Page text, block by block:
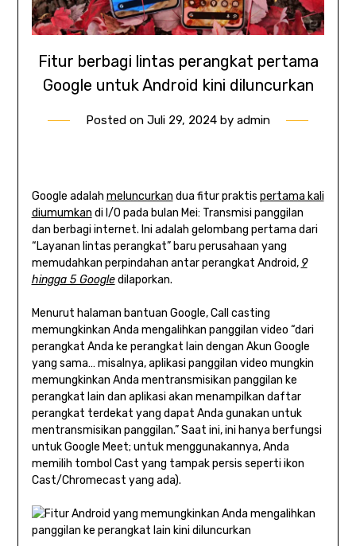
Fitur berbagi lintas perangkat pertama
Google untuk Android kini diluncurkan
Posted on Juli 29, 2024 by admin
Google adalah meluncurkan dua fitur praktis pertama kali
diumumkan di I/O pada bulan Mei: Transmisi panggilan
dan berbagi internet. Ini adalah gelombang pertama dari
“Layanan lintas perangkat” baru perusahaan yang
memudahkan perpindahan antar perangkat Android, 9
hingga 5 Googledilaporkan.
Menurut halaman bantuan Google, Call casting
memungkinkan Anda mengalihkan panggilan video “dari
perangkat Anda ke perangkat lain dengan Akun Google
yang sama… misalnya, aplikasi panggilan video mungkin
memungkinkan Anda mentransmisikan panggilan ke
perangkat lain dan aplikasi akan menampilkan daftar
perangkat terdekat yang dapat Anda gunakan untuk
mentransmisikan panggilan.” Saat ini, ini hanya berfungsi
untuk Google Meet; untuk menggunakannya, Anda
memilih tombol Cast yang tampak persis seperti ikon
Cast/Chromecast yang ada).